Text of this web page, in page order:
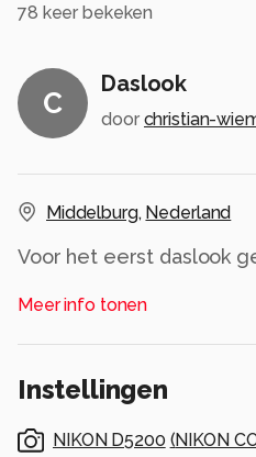
78 keer bekeken
C
Daslook
door
Middelburg, Nederland
Voor het eerst daslook
Meer info tonen
Instellingen
NIKON D5200 (NIKON